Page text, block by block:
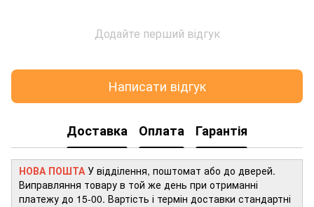
Додайте перший відгук
Написати відгук
Доставка Оплата Гарантія
НОВА ПОШТА У відділення, поштомат або до дверей.
Виправляння товару в той же день при отриманні
платежу до 15-00. Вартість і термін доставки стандартні